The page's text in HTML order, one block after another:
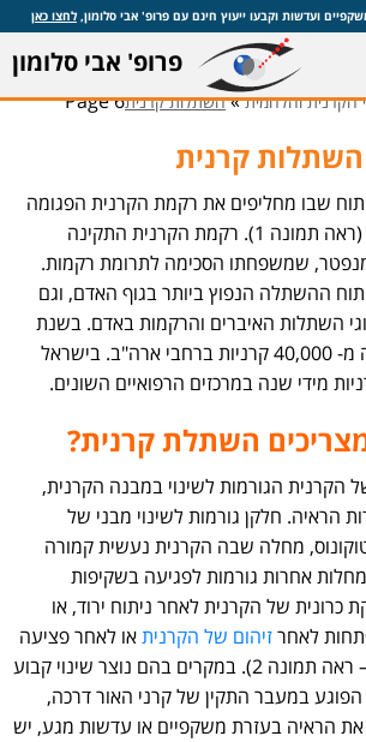
לחצו כאן
פרופ' אבי סלומון
הקרנית והלחמית»השתלות קרניתPage 6
השתלות קרנית
שבו מחליפים את רקמת הקרנית הפגומה
ברקמת קרנית תקינה (ראה תמונה 1). רקמת הקרנית התקינה
שמשפחתו הסכימה לתרומת רקמות.
ההשתלה הנפוץ ביותר בגוף האדם, וגם
השתלות האיברים והרקמות באדם. בשנת
2011 הושתלו למעלה מ- 40,000 קרניות ברחבי ארה"ב. בישראל
השתלת קרנית?
הקרנית הגורמות לשינוי במבנה הקרנית,
הראיה. חלקן גורמות לשינוי מבני של
מחלה שבה הקרנית נעשית קמורה
אחרות גורמות לפגיעה בשקיפות
כרונית של הקרנית לאחר ניתוח ירוד, או
לאחרזיהום של הקרניתאו לאחר פציעה
חבלתית של הקרנית – ראה תמונה 2). במקרים בהם נוצר שינוי קבוע
במעבר התקין של קרני האור דרכה,
את הראיה בעזרת משקפיים או עדשות מגע, יש